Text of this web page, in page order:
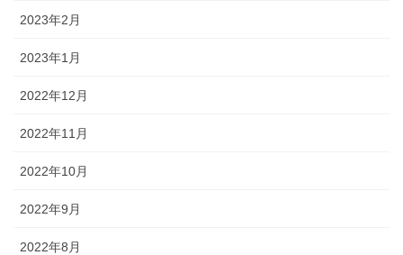
2023年2月
2023年1月
2022年12月
2022年11月
2022年10月
2022年9月
2022年8月